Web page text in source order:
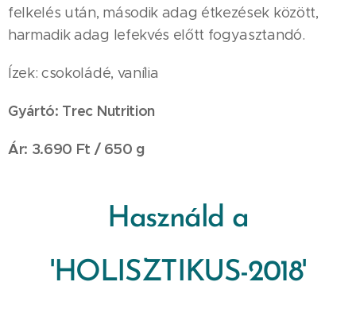
felkelés után, második adag étkezések között,
harmadik adag lefekvés előtt fogyasztandó.
Ízek: csokoládé, vanília
Gyártó: Trec Nutrition
Ár: 3.690 Ft / 650 g
Használd a
'HOLISZTIKUS-2018'